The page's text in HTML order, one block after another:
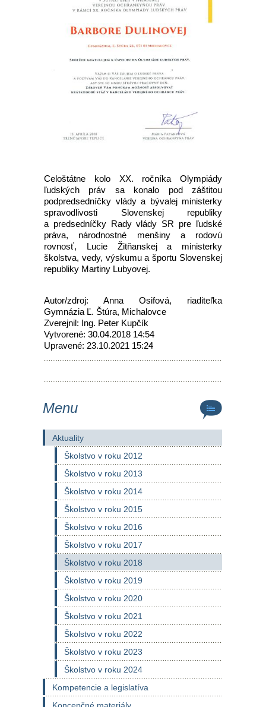
Celoštátne kolo XX. ročníka Olympiády
ľudských práv sa konalo pod záštitou
podpredsedníčky vlády a bývalej ministerky
spravodlivosti Slovenskej republiky
a predsedníčky Rady vlády SR pre ľudské
práva, národnostné menšiny a rodovú
rovnosť, Lucie Žitňanskej a ministerky
školstva, vedy, výskumu a športu Slovenskej
republiky Martiny Lubyovej.
Autor/zdroj: Anna Osifová, riaditeľka
Gymnázia Ľ. Štúra, Michalovce
Zverejnil: Ing. Peter Kupčík
Vytvorené: 30.04.2018 14:54
Upravené: 23.10.2021 15:24
Menu
Aktuality
Školstvo v roku 2012
Školstvo v roku 2013
Školstvo v roku 2014
Školstvo v roku 2015
Školstvo v roku 2016
Školstvo v roku 2017
Školstvo v roku 2018
Školstvo v roku 2019
Školstvo v roku 2020
Školstvo v roku 2021
Školstvo v roku 2022
Školstvo v roku 2023
Školstvo v roku 2024
Kompetencie a legislatíva
Koncepčné materiály